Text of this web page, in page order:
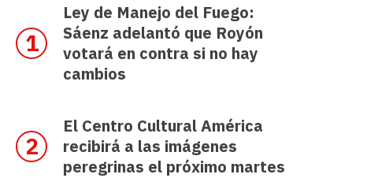
Ley de Manejo del Fuego:
Sáenz adelantó que Royón
votará en contra si no hay
cambios
El Centro Cultural América
recibirá a las imágenes
peregrinas el próximo martes